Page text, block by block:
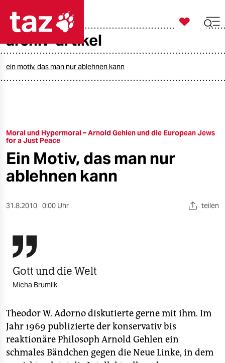
taz zahl ich
öko
gesellschaft
kultur
sport
nord
wahrheit
verlag
veranstaltungen
shop

taz zahl ich
archiv-artikel
ein motiv, das man nur ablehnen kann
Moral und Hypermoral – Arnold Gehlen und die European Jews
for a Just Peace
Ein Motiv, das man nur
ablehnen kann
31.8.2010 0:00 Uhr teilen

Gott und die Welt
Micha Brumlik
Theodor W. Adorno diskutierte gerne mit ihm. Im
Jahr 1969 publizierte der konservativ bis
reaktionäre Philosoph Arnold Gehlen ein
schmales Bändchen gegen die Neue Linke, in dem